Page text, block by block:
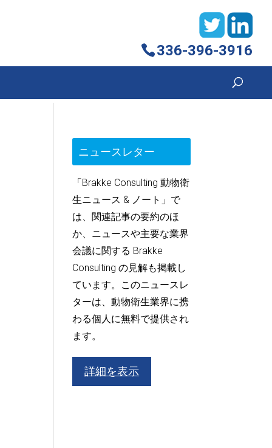
336-396-3916
ニュースレター
「Brakke Consulting 動物衛
生ニュース & ノート」で
は、関連記事の要約のほ
か、ニュースや主要な業界
会議に関する Brakke
Consulting の見解も掲載し
ています。このニュースレ
ターは、動物衛生業界に携
わる個人に無料で提供され
ます。
詳細を表示